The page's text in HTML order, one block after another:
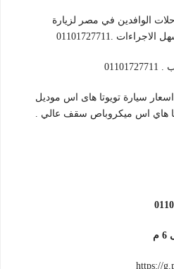
الوافدين في مصر لزيارة
.01101727711
سيارة تويوتا هاى اس موديل
https://